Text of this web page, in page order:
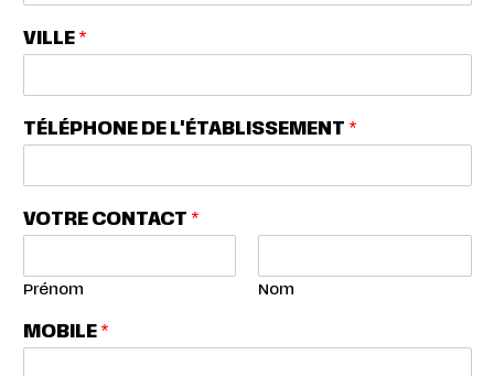
VILLE *
TÉLÉPHONE DE L'ÉTABLISSEMENT *
VOTRE CONTACT *
Prénom Nom
MOBILE *